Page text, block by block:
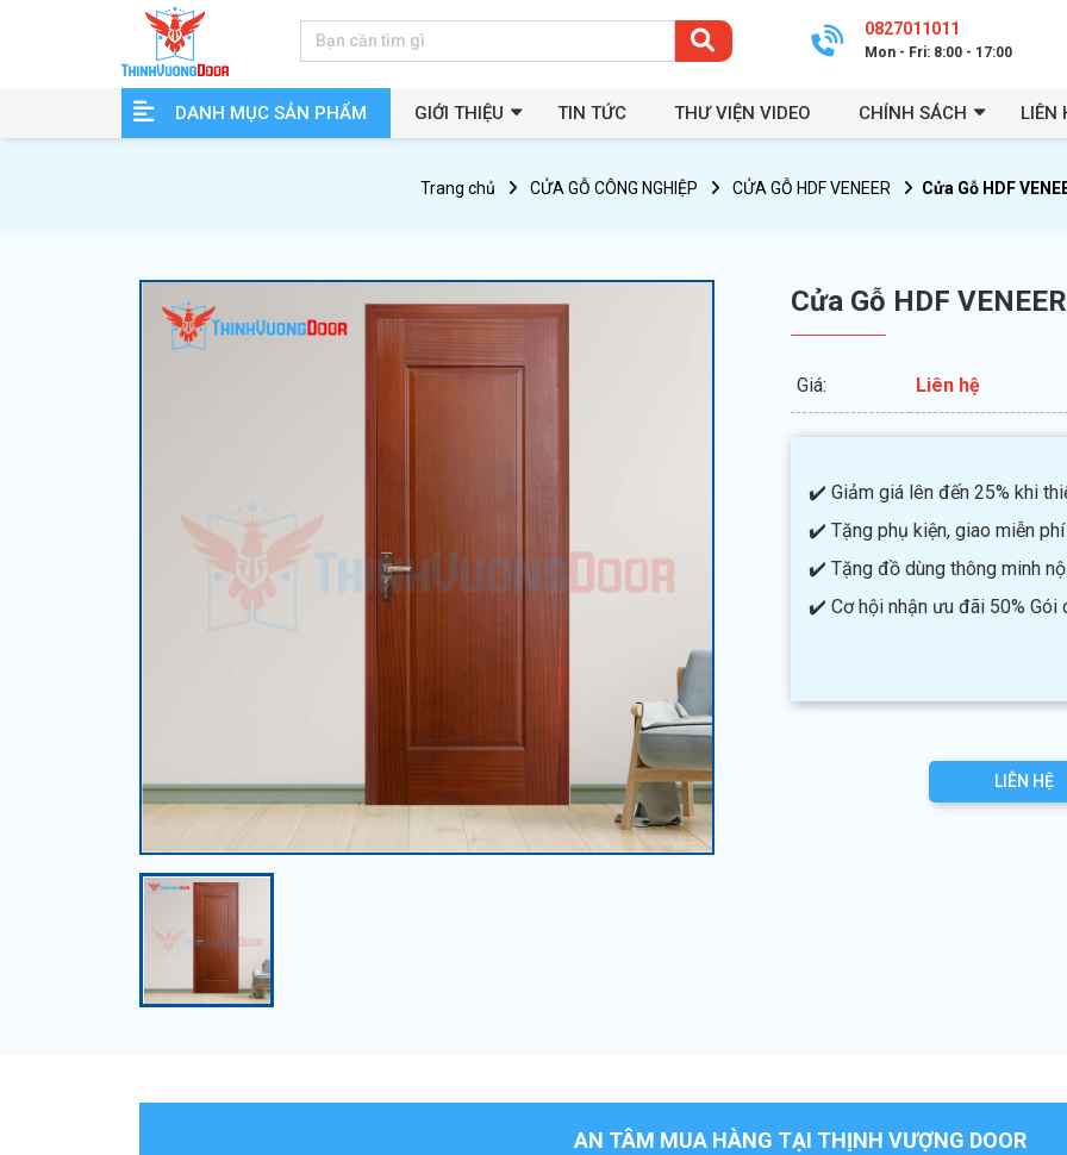
0827011011
Mon - Fri: 8:00 - 17:00
DANH MỤC SẢN PHẨM GIỚI THIỆU TIN TỨC THƯ VIỆN VIDEO CHÍNH SÁCH LIÊN
Trang chủ CỬA GỖ CÔNG NGHIỆP CỬA GỖ HDF VENEER Cửa Gỗ HDF
Cửa Gỗ HDF
Giá: Liên hệ
✔️ Giảm giá lên đến 25% khi
✔️ Tặng phụ kiện, giao miễn
✔️ Tặng đồ dùng thông minh
✔️ Cơ hội nhận ưu đãi 50% Gói
LIÊN HỆ
AN TÂM MUA HÀNG TẠI THỊNH VƯỢNG DOOR